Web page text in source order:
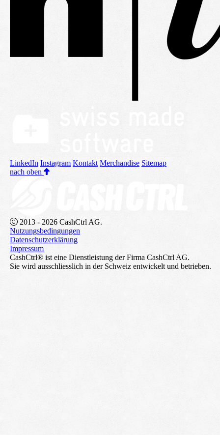
LinkedIn Instagram Kontakt Merchandise Sitemap
nach oben
2013 - 2026 CashCtrl AG.
Nutzungsbedingungen
Datenschutzerklärung
Impressum
CashCtrl® ist eine Dienstleistung der Firma CashCtrl AG.
Sie wird ausschliesslich in der Schweiz entwickelt und betrieben.